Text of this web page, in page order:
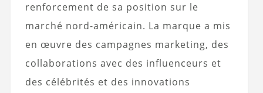
renforcement de sa position sur le
marché nord-américain. La marque a mis
en œuvre des campagnes marketing, des
collaborations avec des influenceurs et
des célébrités et des innovations